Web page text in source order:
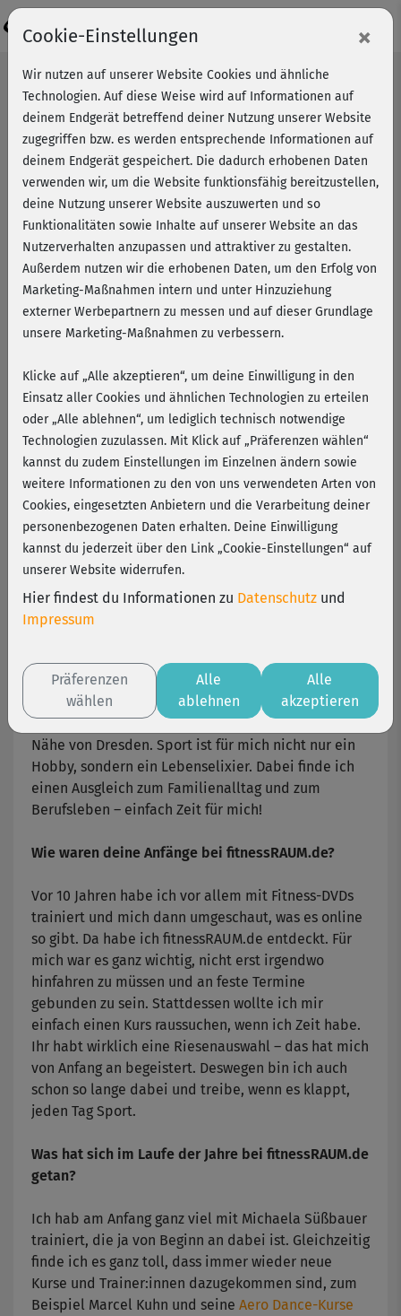
Stephi (39): Meine Journey mit
10 Jahren fitnessRAUM.de!
fitnessRAUM.de feiert 10-jähriges Jubiläum! Stephi
(39) trainiert schon von Anfang an mit uns. Im
Interview verrät sie, warum Sport für sie ein
Lebenselixier ist und wie sie sich mit Online-
Training weiterentwickelt hat.
Magst du dich kurz vorstellen?
Jahre alt geworden ist. Ich bin also relativ jung
Mutter geworden. Beruflich bin ich als
Einsatzplanerin tätig in einer großen Firma in der
Nähe von Dresden. Sport ist für mich nicht nur ein
Hobby, sondern ein Lebenselixier. Dabei finde ich
einen Ausgleich zum Familienalltag und zum
Berufsleben – einfach Zeit für mich!
Wie waren deine Anfänge bei fitnessRAUM.de?
Vor 10 Jahren habe ich vor allem mit Fitness-DVDs
trainiert und mich dann umgeschaut, was es online
so gibt. Da habe ich fitnessRAUM.de entdeckt. Für
mich war es ganz wichtig, nicht erst irgendwo
hinfahren zu müssen und an feste Termine
gebunden zu sein. Stattdessen wollte ich mir
einfach einen Kurs raussuchen, wenn ich Zeit habe.
Ihr habt wirklich eine Riesenauswahl – das hat mich
von Anfang an begeistert. Deswegen bin ich auch
schon so lange dabei und treibe, wenn es klappt,
jeden Tag Sport.
Was hat sich im Laufe der Jahre bei fitnessRAUM.de
getan?
Ich hab am Anfang ganz viel mit Michaela Süßbauer
trainiert, die ja von Beginn an dabei ist. Gleichzeitig
finde ich es ganz toll, dass immer wieder neue
Kurse und Trainer:innen dazugekommen sind, zum
Beispiel Marcel Kuhn und seine Aero Dance-Kurse
Cookie-Einstellungen ×
Wir nutzen auf unserer Website Cookies und ähnliche
Technologien. Auf diese Weise wird auf Informationen auf
deinem Endgerät betreffend deiner Nutzung unserer Website
zugegriffen bzw. es werden entsprechende Informationen auf
deinem Endgerät gespeichert. Die dadurch erhobenen Daten
verwenden wir, um die Website funktionsfähig bereitzustellen,
deine Nutzung unserer Website auszuwerten und so
Funktionalitäten sowie Inhalte auf unserer Website an das
Nutzerverhalten anzupassen und attraktiver zu gestalten.
Außerdem nutzen wir die erhobenen Daten, um den Erfolg von
Marketing-Maßnahmen intern und unter Hinzuziehung
externer Werbepartnern zu messen und auf dieser Grundlage
unsere Marketing-Maßnahmen zu verbessern.
Klicke auf „Alle akzeptieren“, um deine Einwilligung in den
Einsatz aller Cookies und ähnlichen Technologien zu erteilen
oder „Alle ablehnen“, um lediglich technisch notwendige
Technologien zuzulassen. Mit Klick auf „Präferenzen wählen“
kannst du zudem Einstellungen im Einzelnen ändern sowie
weitere Informationen zu den von uns verwendeten Arten von
Cookies, eingesetzten Anbietern und die Verarbeitung deiner
personenbezogenen Daten erhalten. Deine Einwilligung
kannst du jederzeit über den Link „Cookie-Einstellungen“ auf
unserer Website widerrufen.
Hier findest du Informationen zu Datenschutz und
Impressum
Präferenzen
wählen
Alle
ablehnen
Alle
akzeptieren